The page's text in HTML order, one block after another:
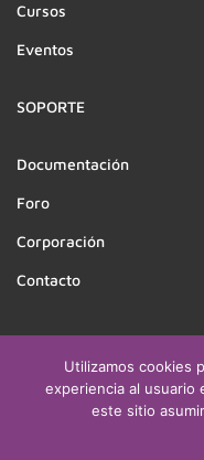
Cursos
Eventos
SOPORTE
Documentación
Foro
Corporación
Contacto
Derechos reservados a
cuevitacreativa.com &
Utilizamos cookies
experiencia al usuario
este sitio